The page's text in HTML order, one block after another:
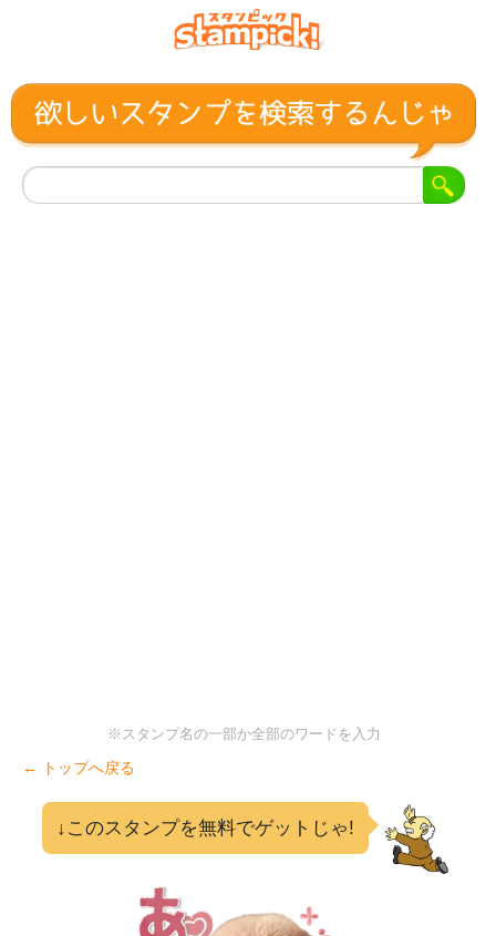
※スタンプ名の一部か全部のワードを入力
← トップへ戻る
↓このスタンプを無料でゲットじゃ!